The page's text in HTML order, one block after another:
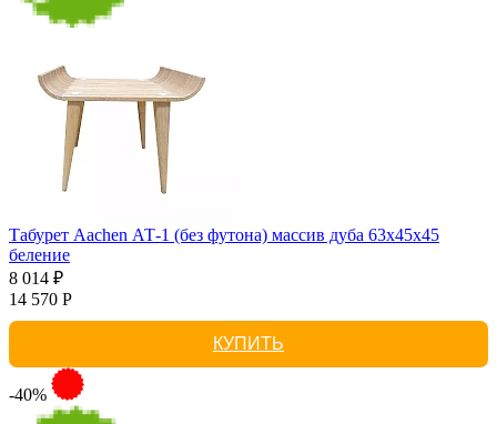
Табурет Aachen АТ-1 (без футона) массив дуба 63х45х45
беление
8 014 ₽
14 570 Р
КУПИТЬ
-40%